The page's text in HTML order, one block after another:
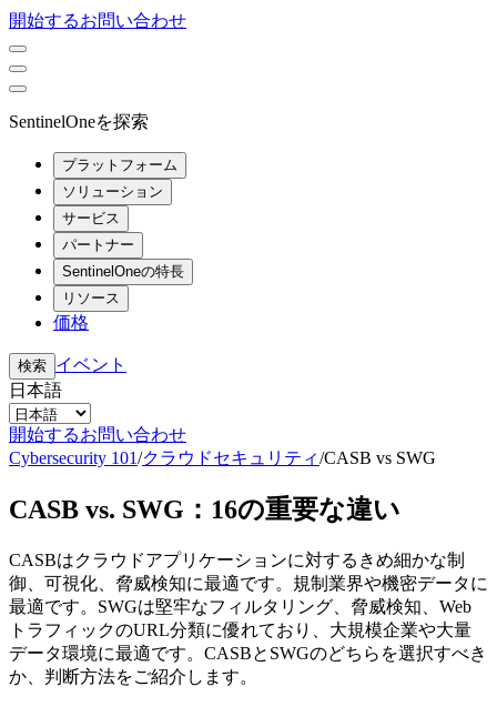
開始するお問い合わせ
SentinelOneを探索
プラットフォーム
ソリューション
サービス
パートナー
SentinelOneの特長
リソース
価格
検索 イベント
日本語
開始するお問い合わせ
Cybersecurity 101/クラウドセキュリティ/CASB vs SWG
CASB vs. SWG：16の重要な違い
CASBはクラウドアプリケーションに対するきめ細かな制
御、可視化、脅威検知に最適です。規制業界や機密データに
最適です。SWGは堅牢なフィルタリング、脅威検知、Web
トラフィックのURL分類に優れており、大規模企業や大量
データ環境に最適です。CASBとSWGのどちらを選択すべき
か、判断方法をご紹介します。